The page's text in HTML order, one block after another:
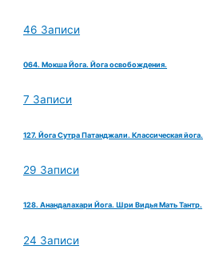
46 Записи
064. Мокша Йога. Йога освобождения.
7 Записи
127. Йога Сутра Патанджали. Классическая йога.
29 Записи
128. Анандалахари Йога. Шри Видья Мать Тантр.
24 Записи